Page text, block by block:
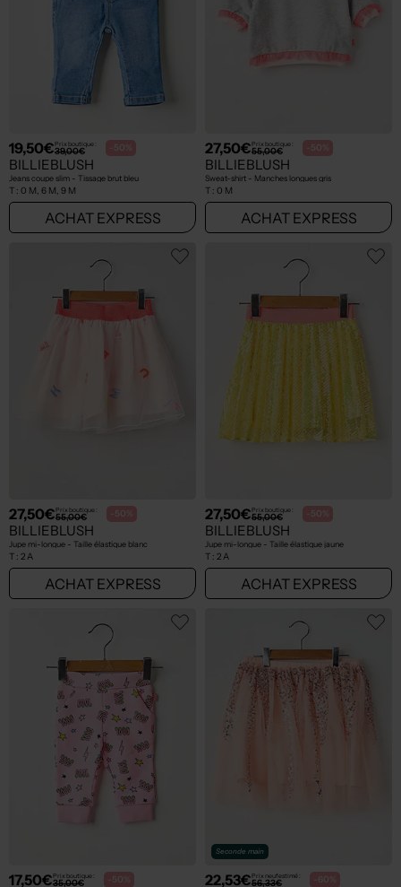
19,50€Prix boutique :
39,00€ -50%
BILLIEBLUSH
Jeans coupe slim - Tissage brut bleu
T : 0 M, 6 M, 9 M
ACHAT EXPRESS
27,50€Prix boutique :
55,00€ -50%
BILLIEBLUSH
Sweat-shirt - Manches longues gris
T : 0 M
ACHAT EXPRESS
27,50€Prix boutique :
55,00€ -50%
BILLIEBLUSH
Jupe mi-longue - Taille élastique blanc
T : 2 A
ACHAT EXPRESS
27,50€Prix boutique :
55,00€ -50%
BILLIEBLUSH
Jupe mi-longue - Taille élastique jaune
T : 2 A
ACHAT EXPRESS
17,50€Prix boutique :
35,00€ -50%
Seconde main
22,53€Prix neuf estimé :
56,33€ -60%